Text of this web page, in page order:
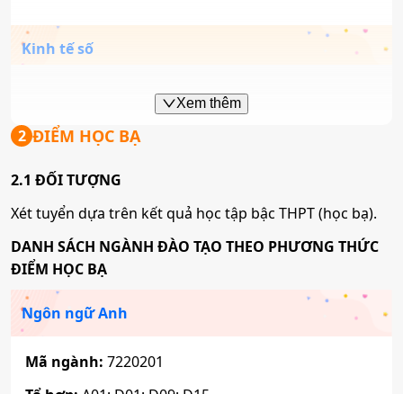
Kinh tế số
7310101B
Tổ hợp:A01; D01; D09; X25
Tâm lý học
Mã ngành:7310401A
Tổ hợp:C00; D01; D14; X74
Tâm lý học học đường
Xem thêm
2 ĐIỂM HỌC BẠ
2.1 ĐỐI TƯỢNG
Xét tuyển dựa trên kết quả học tập bậc THPT (học bạ).
DANH SÁCH NGÀNH ĐÀO TẠO THEO PHƯƠNG THỨC
ĐIỂM HỌC BẠ
Ngôn ngữ Anh
Mã ngành: 7220201